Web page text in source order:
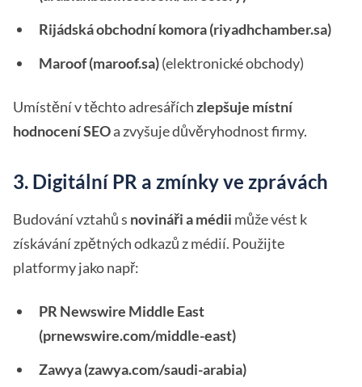
Rijádská obchodní komora (riyadhchamber.sa)
Maroof (maroof.sa)(elektronické obchody)
Umístění v těchto adresáříchzlepšuje místní
hodnocení SEOa zvyšuje důvěryhodnost firmy.
3. Digitální PR a zmínky ve zprávách
Budování vztahů s novináři a médii může vést k
získávání zpětných odkazů z médií. Použijte
platformy jako např:
PR Newswire Middle East
(prnewswire.com/middle-east)
Zawya (zawya.com/saudi-arabia)